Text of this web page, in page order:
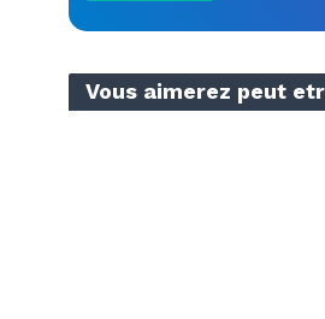
Vous aimerez peut